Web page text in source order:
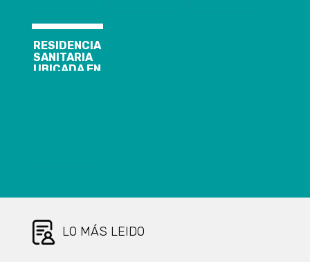
RESIDENCIA
SANITARIA
UBICADA EN
LO MÁS LEIDO